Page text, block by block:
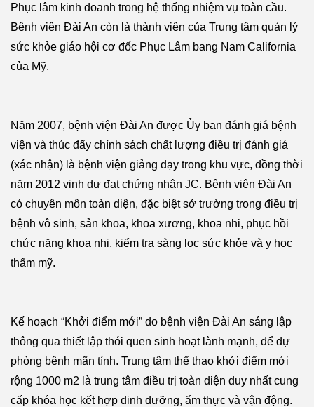
Phục lâm kinh doanh trong hệ thống nhiệm vụ toàn cầu.
Bệnh viện Đài An còn là thành viên của Trung tâm quản lý
sức khỏe giáo hội cơ đốc Phục Lâm bang Nam California
của Mỹ.
Năm 2007, bệnh viện Đài An được Ủy ban đánh giá bệnh
viện và thúc đẩy chính sách chất lượng điều trị đánh giá
(xác nhận) là bệnh viện giảng dạy trong khu vực, đồng thời
năm 2012 vinh dự đạt chứng nhận JC. Bệnh viện Đài An
có chuyên môn toàn diện, đặc biệt sở trường trong điều trị
bệnh vô sinh, sản khoa, khoa xương, khoa nhi, phục hồi
chức năng khoa nhi, kiểm tra sàng lọc sức khỏe và y học
thẩm mỹ.
Kế hoạch “Khởi điểm mới” do bệnh viện Đài An sáng lập
thông qua thiết lập thói quen sinh hoạt lành mạnh, để dự
phòng bệnh mãn tính. Trung tâm thể thao khởi điểm mới
rộng 1000 m2 là trung tâm điều trị toàn diện duy nhất cung
cấp khóa học kết hợp dinh dưỡng, ẩm thực và vận động.